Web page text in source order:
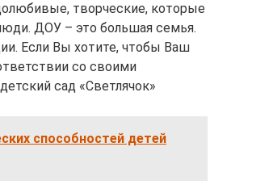
творческие, которые
ДОУ – это большая семья.
Если Вы хотите, чтобы Ваш
со своими
сад «Светлячок»
способностей детей